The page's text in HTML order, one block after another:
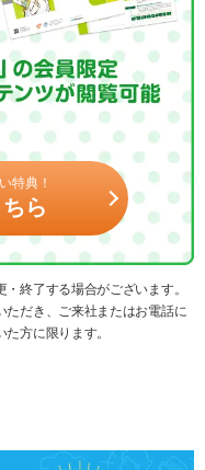
特典！
ら
終了する場合がございます。
だき、ご来社またはお電話に
方に限ります。